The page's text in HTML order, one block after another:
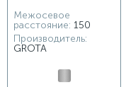
Межосевое
расстояние: 150
Производитель:
GROTA